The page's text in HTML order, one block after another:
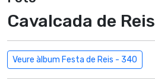
Cavalcada de Reis
Veure àlbum Festa de Reis - 340